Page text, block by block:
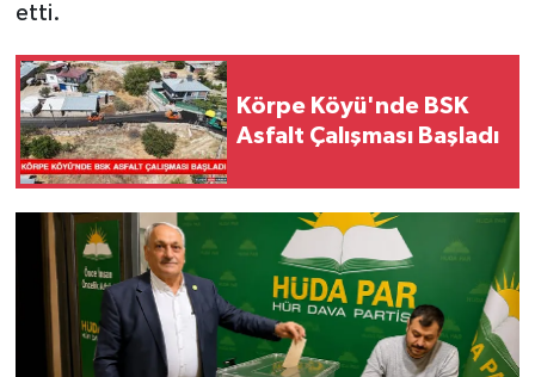
etti.
Körpe Köyü'nde BSK
Asfalt Çalışması Başladı